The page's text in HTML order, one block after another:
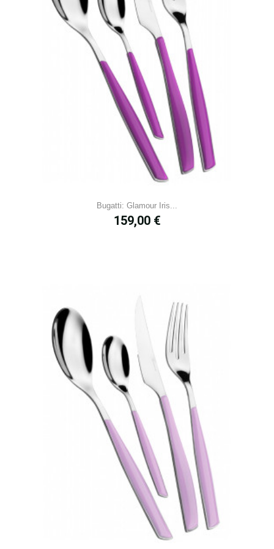
Bugatti: Glamour Iris...
Prix
159,00 €